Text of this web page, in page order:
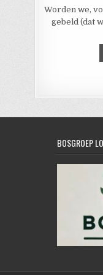
Worden we,
gebeld (dat
BOSGROEP